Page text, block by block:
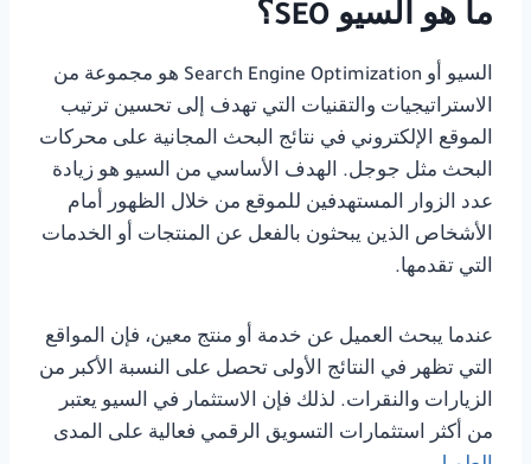
ما هو السيو SEO؟
السيو أو Search Engine Optimization هو مجموعة من
الاستراتيجيات والتقنيات التي تهدف إلى تحسين ترتيب
الموقع الإلكتروني في نتائج البحث المجانية على محركات
البحث مثل جوجل. الهدف الأساسي من السيو هو زيادة
عدد الزوار المستهدفين للموقع من خلال الظهور أمام
الأشخاص الذين يبحثون بالفعل عن المنتجات أو الخدمات
التي تقدمها.
عندما يبحث العميل عن خدمة أو منتج معين، فإن المواقع
التي تظهر في النتائج الأولى تحصل على النسبة الأكبر من
الزيارات والنقرات. لذلك فإن الاستثمار في السيو يعتبر
من أكثر استثمارات التسويق الرقمي فعالية على المدى